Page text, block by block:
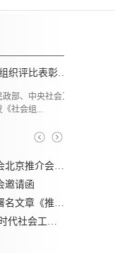
《社会组织评比表彰活动管理办法》解读
部、中央社会工
社会组...
2026第二届澳门中葡农业国际博览会北京推介会圆满召开
邀请函
《人民日报》刊发中央社会工作部署名文章《推动新时代社会工作高质量发展 坚定不移走中国特色社会主义社会治理之路》
中共中央 国务院印发《关于加强新时代社会工作的意见》